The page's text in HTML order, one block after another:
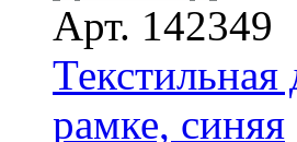
Арт. 142349
рамке, синяя